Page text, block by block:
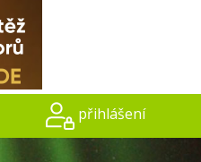
přihlášení